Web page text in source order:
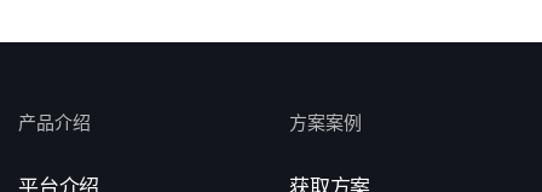
产品介绍 方案案例